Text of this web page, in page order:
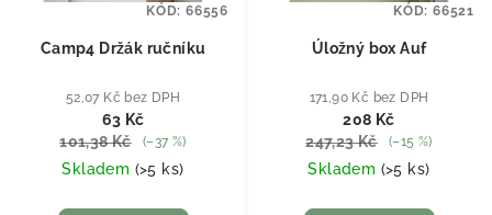
Camp4 Držák ručníku
52,07 Kč bez DPH
63 Kč
101,38 Kč
(–37 %)
Skladem (>5 ks)
KÓD: 66556
Úložný box Auf
171,90 Kč bez DPH
208 Kč
247,23 Kč
(–15 %)
Skladem (>5 ks)
KÓD: 66521